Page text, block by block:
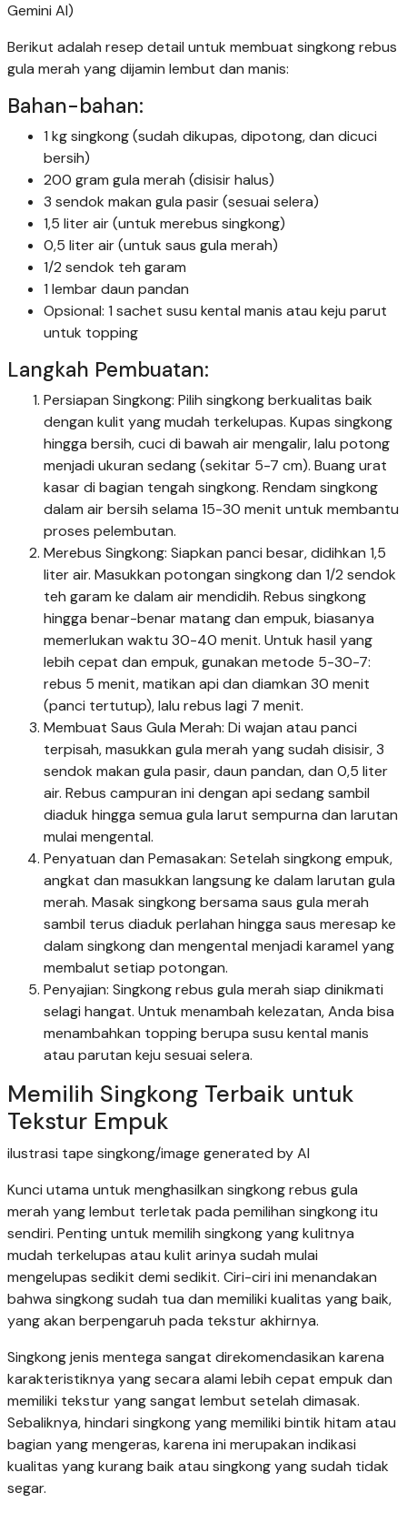
Gemini AI)
Berikut adalah resep detail untuk membuat singkong rebus
gula merah yang dijamin lembut dan manis:
Bahan-bahan:
1 kg singkong (sudah dikupas, dipotong, dan dicuci
bersih)
200 gram gula merah (disisir halus)
3 sendok makan gula pasir (sesuai selera)
1,5 liter air (untuk merebus singkong)
0,5 liter air (untuk saus gula merah)
1/2 sendok teh garam
1 lembar daun pandan
Opsional: 1 sachet susu kental manis atau keju parut
untuk topping
Langkah Pembuatan:
Persiapan Singkong: Pilih singkong berkualitas baik
dengan kulit yang mudah terkelupas. Kupas singkong
hingga bersih, cuci di bawah air mengalir, lalu potong
menjadi ukuran sedang (sekitar 5-7 cm). Buang urat
kasar di bagian tengah singkong. Rendam singkong
dalam air bersih selama 15-30 menit untuk membantu
proses pelembutan.
Merebus Singkong: Siapkan panci besar, didihkan 1,5
liter air. Masukkan potongan singkong dan 1/2 sendok
teh garam ke dalam air mendidih. Rebus singkong
hingga benar-benar matang dan empuk, biasanya
memerlukan waktu 30-40 menit. Untuk hasil yang
lebih cepat dan empuk, gunakan metode 5-30-7:
rebus 5 menit, matikan api dan diamkan 30 menit
(panci tertutup), lalu rebus lagi 7 menit.
Membuat Saus Gula Merah: Di wajan atau panci
terpisah, masukkan gula merah yang sudah disisir, 3
sendok makan gula pasir, daun pandan, dan 0,5 liter
air. Rebus campuran ini dengan api sedang sambil
diaduk hingga semua gula larut sempurna dan larutan
mulai mengental.
Penyatuan dan Pemasakan: Setelah singkong empuk,
angkat dan masukkan langsung ke dalam larutan gula
merah. Masak singkong bersama saus gula merah
sambil terus diaduk perlahan hingga saus meresap ke
dalam singkong dan mengental menjadi karamel yang
membalut setiap potongan.
Penyajian: Singkong rebus gula merah siap dinikmati
selagi hangat. Untuk menambah kelezatan, Anda bisa
menambahkan topping berupa susu kental manis
atau parutan keju sesuai selera.
Memilih Singkong Terbaik untuk
Tekstur Empuk
ilustrasi tape singkong/image generated by AI
Kunci utama untuk menghasilkan singkong rebus gula
merah yang lembut terletak pada pemilihan singkong itu
sendiri. Penting untuk memilih singkong yang kulitnya
mudah terkelupas atau kulit arinya sudah mulai
mengelupas sedikit demi sedikit. Ciri-ciri ini menandakan
bahwa singkong sudah tua dan memiliki kualitas yang baik,
yang akan berpengaruh pada tekstur akhirnya.
Singkong jenis mentega sangat direkomendasikan karena
karakteristiknya yang secara alami lebih cepat empuk dan
memiliki tekstur yang sangat lembut setelah dimasak.
Sebaliknya, hindari singkong yang memiliki bintik hitam atau
bagian yang mengeras, karena ini merupakan indikasi
kualitas yang kurang baik atau singkong yang sudah tidak
segar.